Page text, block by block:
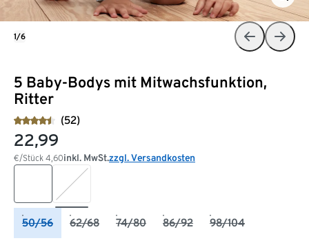
5 Baby-Bodys mit Mitwachsfunktion,
Ritter
(52)
22,99
€/Stück 4,60inkl. MwSt.zzgl. Versandkosten
50/56 62/68 74/80 86/92 98/104
1/6